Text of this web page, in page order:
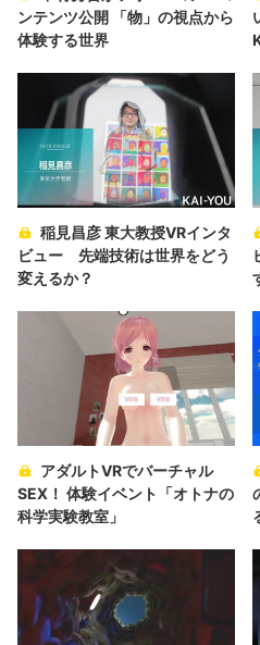
ンテンツ公開 「物」の視点から
体験する世界
稲見昌彦 東大教授VRインタ
ビュー 先端技術は世界をどう
変えるか？
アダルトVRでバーチャル
SEX！ 体験イベント「オトナの
科学実験教室」